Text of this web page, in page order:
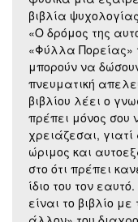
βιβλία
«Ο δρόμος της
«Φύλλα Πορείας»
μπορούν να
πνευματική
βιβλίου λέει ο
πρέπει μόνος σου
χρειάζεσαι,
ώριμος και
στο ότι πρέπει
ίδιο του τον
είναι το βιβλίο